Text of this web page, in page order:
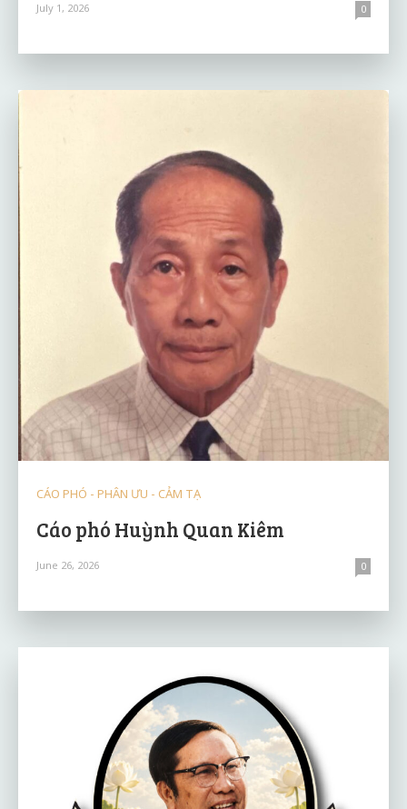
July 1, 2026 0
CÁO PHÓ - PHÂN ƯU - CẢM TẠ
Cáo phó Huỳnh Quan Kiêm
June 26, 2026 0